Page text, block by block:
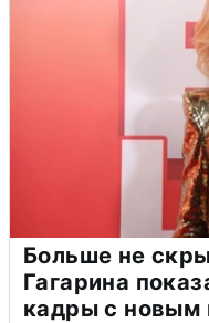
Больше не
Гагарина
кадры с новым